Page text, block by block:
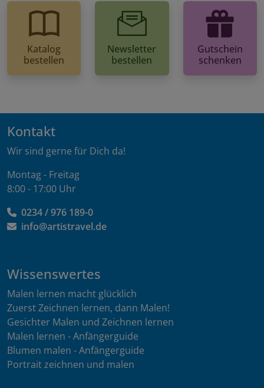
Katalog
bestellen
Newsletter
bestellen
Gutschein
schenken
Kontakt
Wir sind gerne für Dich da!
Montag - Freitag
8:00 - 17:00 Uhr
0234 / 976 189-0
info@artistravel.de
Wissenswertes
Malen lernen macht glücklich
Zuerst Zeichnen lernen, dann Malen!
Gesichter Malen und Zeichnen lernen
Malen lernen - Anfängerguide
Blumen malen - Anfängerguide
Portrait zeichnen und malen